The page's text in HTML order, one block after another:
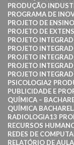
PRODUÇÃO
PROGRAMA DE
PROJETO DE ENSINO
PROJETO DE
PROJETO
PROJETO
PROJETO
PROJETO
PROJETO
PSICOLOGIA2
PUBLICIDADE E
QUÍMICA –
QUÍMICA
RADIOLOGIA13
RECURSOS
REDES DE
RELATÓRIO DE